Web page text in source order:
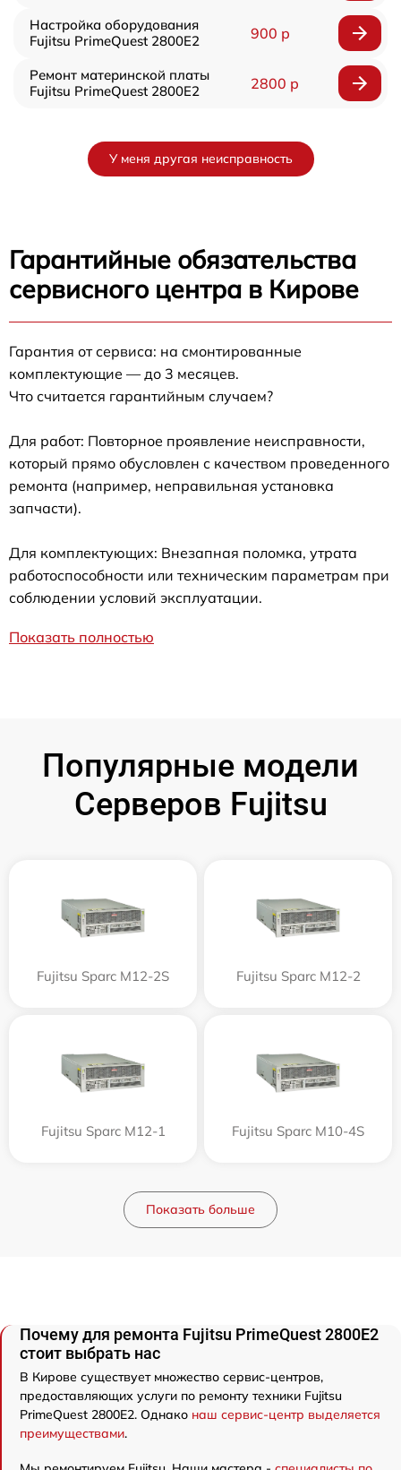
Настройка оборудования
Fujitsu PrimeQuest 2800E2
900 р
Ремонт материнской платы
Fujitsu PrimeQuest 2800E2
2800 р
У меня другая неисправность
Гарантийные обязательства
сервисного центра в Кирове
Гарантия от сервиса: на смонтированные
комплектующие — до 3 месяцев.
Что считается гарантийным случаем?
Для работ: Повторное проявление неисправности,
который прямо обусловлен с качеством проведенного
ремонта (например, неправильная установка
запчасти).
Для комплектующих: Внезапная поломка, утрата
работоспособности или техническим параметрам при
соблюдении условий эксплуатации.
Показать полностью
Популярные модели
Серверов Fujitsu
Fujitsu Sparc M12-2S Fujitsu Sparc M12-2
Fujitsu Sparc M12-1 Fujitsu Sparc M10-4S
Показать больше
Почему для ремонта Fujitsu PrimeQuest 2800E2
стоит выбрать нас
В Кирове существует множество сервис-центров,
предоставляющих услуги по ремонту техники Fujitsu
PrimeQuest 2800E2. Однако наш сервис-центр выделяется
преимуществами.